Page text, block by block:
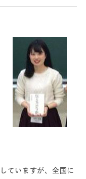
ていますが、全国に